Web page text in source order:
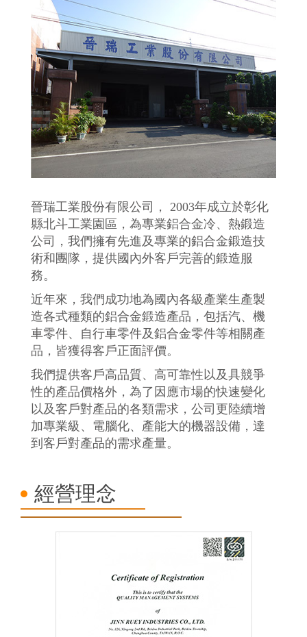
晉瑞工業股份有限公司， 2003年成立於彰化
縣北斗工業園區，為專業鋁合金冷、熱鍛造
公司，我們擁有先進及專業的鋁合金鍛造技
術和團隊，提供國內外客戶完善的鍛造服
務。
近年來，我們成功地為國內各級產業生產製
造各式種類的鋁合金鍛造產品，包括汽、機
車零件、自行車零件及鋁合金零件等相關產
品，皆獲得客戶正面評價。
我們提供客戶高品質、高可靠性以及具競爭
性的產品價格外，為了因應市場的快速變化
以及客戶對產品的各類需求，公司更陸續增
加專業級、電腦化、產能大的機器設備，達
到客戶對產品的需求產量。
經營理念